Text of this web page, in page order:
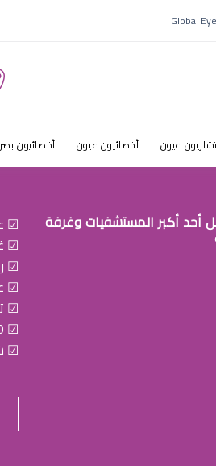
عيون أخصائيون عيون أخصائيون
أحد أكبر المستشفيات وغرفة
☑
☑
☑
☑
☑
☑ 1700 ريال للعين الواحدة.
☑